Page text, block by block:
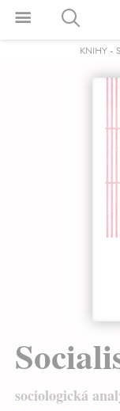
KNIHY-
sociologická